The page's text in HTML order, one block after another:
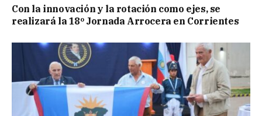
Con la innovación y la rotación como ejes, se
realizará la 18º Jornada Arrocera en Corrientes